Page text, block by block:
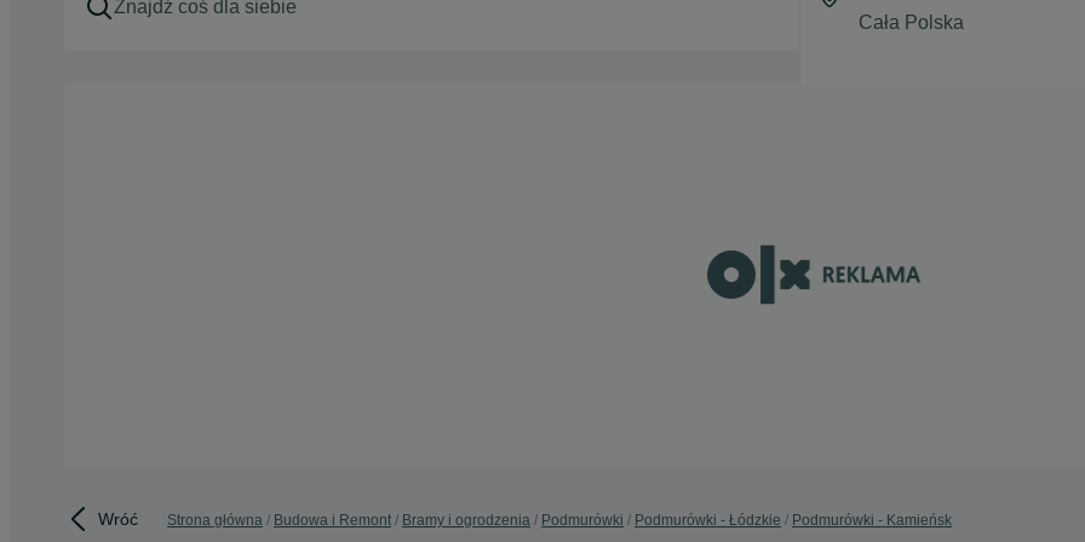
Wróć Strona główna Budowa i Remont Bramy i ogrodzenia Podmurówki Podmurówki - Łódzkie Podmurówki - Kamieńsk